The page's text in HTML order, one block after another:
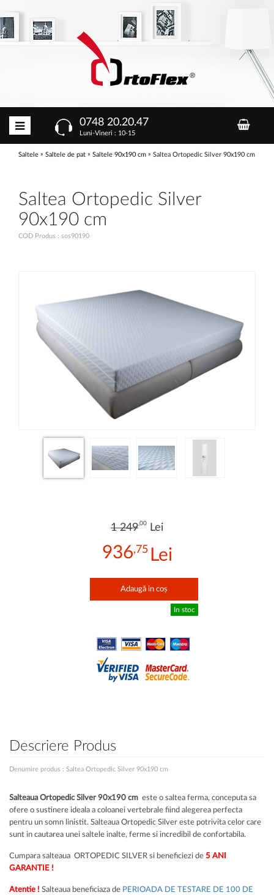
0748 20.20.47
Luni-Vineri : 10-15
Saltele » Saltele de pat » Saltele 90x190 cm » Saltea Ortopedic Silver 90x190 cm
Saltea Ortopedic Silver
90x190 cm
COD Produs : sos90190
1 249,00 Lei
936,75
Adaugă in coș
In stoc
Descriere Produs
Denumire produs : Saltea Ortopedic Silver 90x190 cm
Salteaua Ortopedic Silver 90x190 cm este o saltea ferma, conceputa sa
ofere o sustinere ideala a coloanei vertebrale fiind alegerea perfecta
pentru un somn linistit. Salteaua Ortopedic Silver este potrivita celor care
sunt in cautarea unei saltele inalte, ferme si incredibil de confortabila.
Cumpara salteaua ORTOPEDIC SILVER si beneficiezi de 5 ANI
GARANTIE !
Atentie ! Salteaua beneficiaza de PERIOADA DE TESTARE DE 100 DE